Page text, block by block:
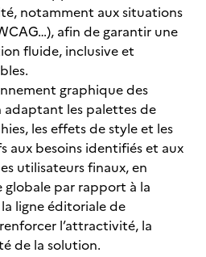
notamment aux situations
afin de garantir une
fluide, inclusive et
graphique des
adaptant les palettes de
les effets de style et les
aux besoins identifiés et aux
utilisateurs finaux, en
globale par rapport à la
ligne éditoriale de
l’attractivité, la
de la solution.